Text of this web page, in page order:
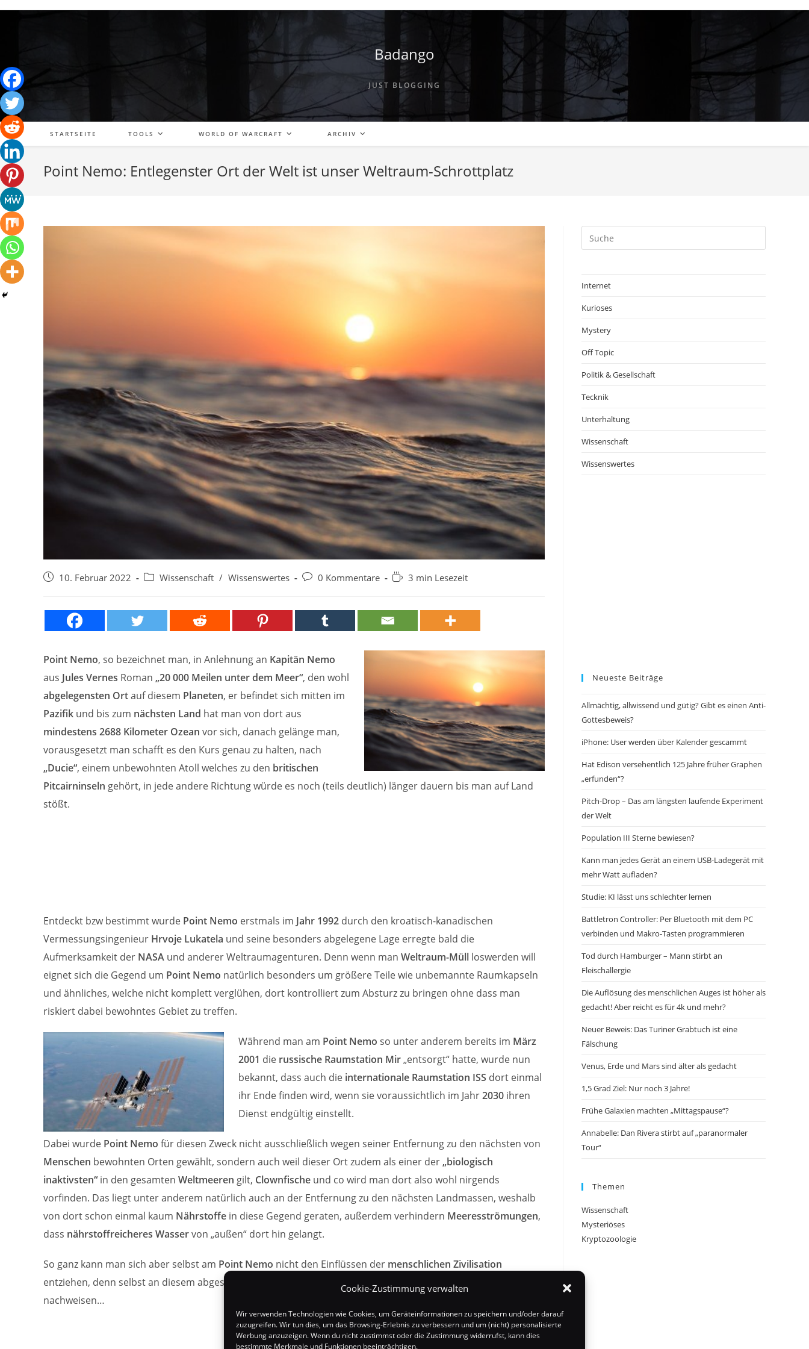
Cookie-Zustimmung verwalten
Wir verwenden Technologien wie Cookies, um Geräteinformationen zu speichern und/oder darauf
zuzugreifen. Wir tun dies, um das Browsing-Erlebnis zu verbessern und um (nicht) personalisierte
Werbung anzuzeigen. Wenn du nicht zustimmst oder die Zustimmung widerrufst, kann dies
bestimmte Merkmale und Funktionen beeinträchtigen.
Badango
JUST BLOGGING
STARTSEITE TOOLS WORLD OF WARCRAFT ARCHIV
Point Nemo: Entlegenster Ort der Welt ist unser Weltraum-Schrottplatz
Beitrag10. Februar 2022
Beitrags-
Wissenschaft / Wissenswertes
Beitrags-
0 Kommentare Lesedauer:
3 min Lesezeit
Point Nemo, so bezeichnet man, in Anlehnung an Kapitän Nemo
aus Jules Vernes Roman „20 000 Meilen unter dem Meer“, den wohl
abgelegensten Ortauf diesem Planeten, er befindet sich mitten im
Pazifik und bis zum nächsten Land hat man von dort aus
mindestens 2688 Kilometer Ozean vor sich, danach gelänge man,
vorausgesetzt man schafft es den Kurs genau zu halten, nach
„Ducie“, einem unbewohnten Atoll welches zu den britischen
Pitcairninseln gehört, in jede andere Richtung würde es noch (teils deutlich) länger dauern bis man auf Land
stößt.
Entdeckt bzw bestimmt wurde Point Nemo erstmals im Jahr 1992 durch den kroatisch-kanadischen
Vermessungsingenieur Hrvoje Lukatela und seine besonders abgelegene Lage erregte bald die
Aufmerksamkeit der NASA und anderer Weltraumagenturen. Denn wenn man Weltraum-Müll loswerden will
eignet sich die Gegend um Point Nemo natürlich besonders um größere Teile wie unbemannte Raumkapseln
und ähnliches, welche nicht komplett verglühen, dort kontrolliert zum Absturz zu bringen ohne dass man
riskiert dabei bewohntes Gebiet zu treffen.
Während man am Point Nemo so unter anderem bereits im März
2001 die russische Raumstation Mir„entsorgt“ hatte, wurde nun
bekannt, dass auch die internationale Raumstation ISS dort einmal
ihr Ende finden wird, wenn sie voraussichtlich im Jahr2030 ihren
Dienst endgültig einstellt.
Dabei wurde Point Nemo für diesen Zweck nicht ausschließlich wegen seiner Entfernung zu den nächsten von
Menschen bewohnten Orten gewählt, sondern auch weil dieser Ort zudem als einer der„biologisch
inaktivsten“ in den gesamten Weltmeeren gilt, Clownfische und co wird man dort also wohl nirgends
vorfinden. Das liegt unter anderem natürlich auch an der Entfernung zu den nächsten Landmassen, weshalb
von dort schon einmal kaum Nährstoffe in diese Gegend geraten, außerdem verhindern Meeresströmungen,
dass nährstoffreicheres Wasservon „außen“ dort hin gelangt.
So ganz kann man sich aber selbst am Point Nemo nicht den Einflüssen der menschlichen Zivilisation
entziehen, denn selbst an diesem abgeschiedenen Ort konnten Forscher2018 Mikroplastik
nachweisen…
Internet
Kurioses
Mystery
Off Topic
Politik & Gesellschaft
Tecknik
Unterhaltung
Wissenschaft
Wissenswertes
Neueste Beiträge
Allmächtig, allwissend und gütig? Gibt es einen Anti-
Gottesbeweis?
iPhone: User werden über Kalender gescammt
Hat Edison versehentlich 125 Jahre früher Graphen
„erfunden“?
Pitch-Drop – Das am längsten laufende Experiment
der Welt
Population III Sterne bewiesen?
Kann man jedes Gerät an einem USB-Ladegerät mit
mehr Watt aufladen?
Studie: KI lässt uns schlechter lernen
Battletron Controller: Per Bluetooth mit dem PC
verbinden und Makro-Tasten programmieren
Tod durch Hamburger – Mann stirbt an
Fleischallergie
Die Auflösung des menschlichen Auges ist höher als
gedacht! Aber reicht es für 4k und mehr?
Neuer Beweis: Das Turiner Grabtuch ist eine
Fälschung
Venus, Erde und Mars sind älter als gedacht
1,5 Grad Ziel: Nur noch 3 Jahre!
Frühe Galaxien machten „Mittagspause“?
Annabelle: Dan Rivera stirbt auf „paranormaler
Tour“
Themen
Wissenschaft
Mysteriöses
Kryptozoologie